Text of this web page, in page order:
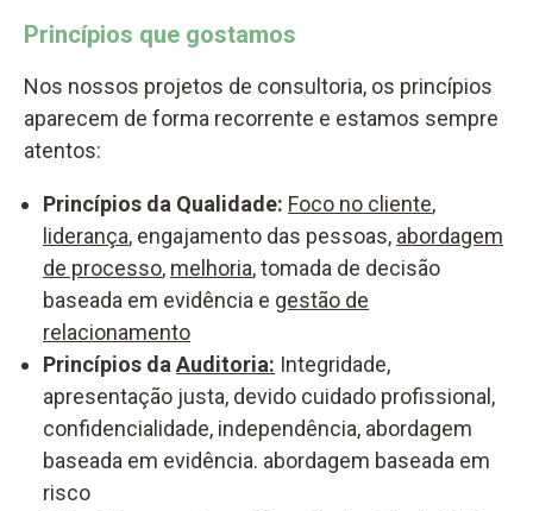
Princípios que gostamos
Nos nossos projetos de consultoria, os princípios
aparecem de forma recorrente e estamos sempre
atentos:
Princípios da Qualidade: Foco no cliente,
liderança, engajamento das pessoas, abordagem
de processo, melhoria, tomada de decisão
baseada em evidência e gestão de
relacionamento
Princípios da Auditoria: Integridade,
apresentação justa, devido cuidado profissional,
confidencialidade, independência, abordagem
baseada em evidência. abordagem baseada em
risco